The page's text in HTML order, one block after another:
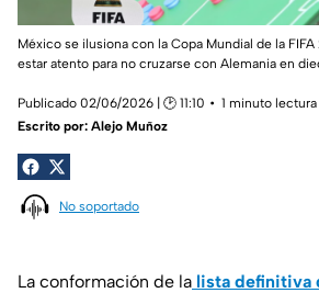
México se ilusiona con la Copa Mundial de la
estar atento para no cruzarse con Alemania en
Publicado 02/06/2026 | 🕑 11:10
1 minuto lectura
Escrito por: Alejo Muñoz
No soportado
La conformación de la lista definitiva